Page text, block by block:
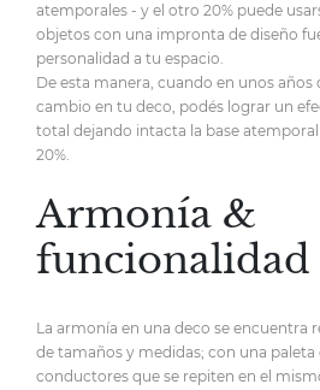
atemporales - y el otro 20% puede
objetos con una impronta de diseño
personalidad a tu espacio.
De esta manera, cuando en unos años
cambio en tu deco, podés lograr un
total dejando intacta la base
20%.
Armonía &
funcionalidad
La armonía en una deco se encuentra
de tamaños y medidas; con una paleta
conductores que se repiten en el